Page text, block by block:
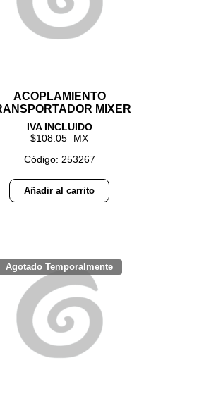
ACOPLAMIENTO
MIXER
108.05
Código: 253267
Añadir al carrito